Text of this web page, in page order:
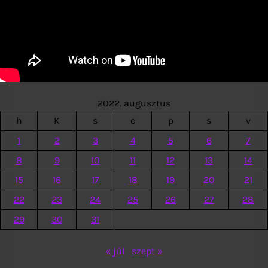
2022. augusztus
h
K s c p s
v
1
2 3 4 5 6
7
8
9 10 11 12 13
14
15
16 17 18 19 20
21
22
23 24 25 26 27
28
29
30 31
« júl szept »